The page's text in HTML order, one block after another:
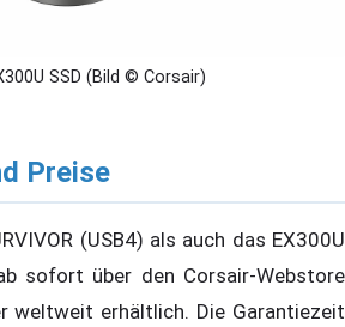
SSD (Bild © Corsair)
Preise
(USB4) als auch das EX300U
sofort über den Corsair-Webstore
weltweit erhältlich. Die Garantiezeit